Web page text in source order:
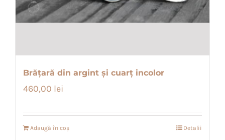
Brățară din argint și cuarț incolor
460,00 lei
Adaugă în coș Detalii